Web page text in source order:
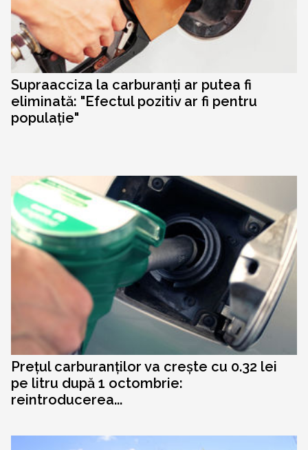
Supraacciza la carburanți ar putea fi
eliminată: "Efectul pozitiv ar fi pentru
populație"
Prețul carburanților va crește cu 0.32 lei
pe litru după 1 octombrie:
reintroducerea...